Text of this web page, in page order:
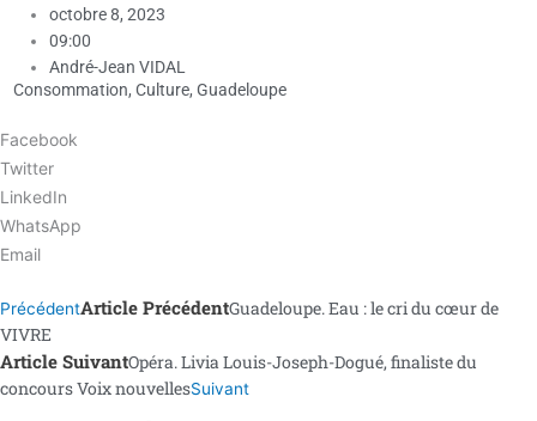
octobre 8, 2023
09:00
André-Jean VIDAL
Consommation, Culture, Guadeloupe
Facebook
Twitter
LinkedIn
WhatsApp
Email
PrécédentArticle PrécédentGuadeloupe. Eau : le cri du cœur de
VIVRE
Article SuivantOpéra. Livia Louis-Joseph-Dogué, finaliste du
concours Voix nouvellesSuivant